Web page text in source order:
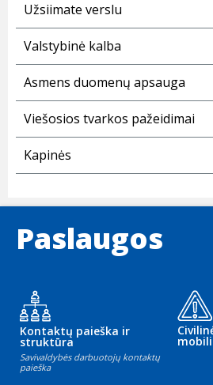
Užsiimate verslu
Valstybinė kalba
Asmens duomenų apsauga
Viešosios tvarkos pažeidimai
Kapinės
Paslaugos
Kontaktų paieška ir
struktūra
Savivaldybės darbuotojų kontaktų
paieška